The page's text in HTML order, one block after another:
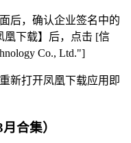
后，确认企业签名中的
凰下载】后，点击 [信
Co., Ltd."]
新打开凤凰下载应用即
合集）